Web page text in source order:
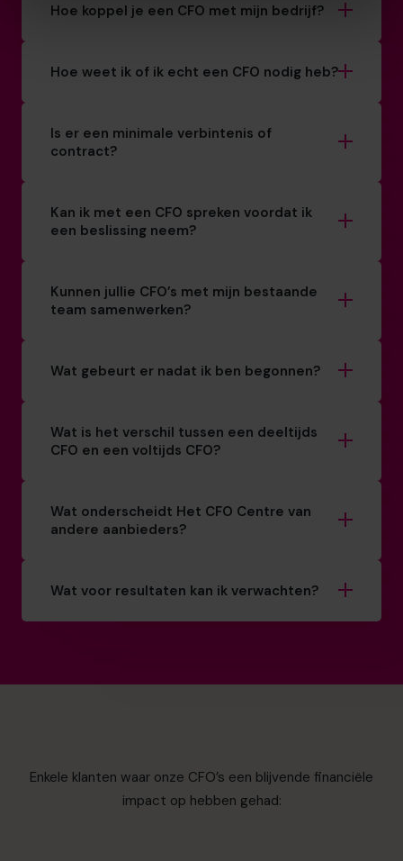
Hoe koppel je een CFO met mijn bedrijf?
Hoe weet ik of ik echt een CFO nodig heb?
Is er een minimale verbintenis of
contract?
Kan ik met een CFO spreken voordat ik
een beslissing neem?
Kunnen jullie CFO’s met mijn bestaande
team samenwerken?
Wat gebeurt er nadat ik ben begonnen?
Wat is het verschil tussen een deeltijds
CFO en een voltijds CFO?
Wat onderscheidt Het CFO Centre van
andere aanbieders?
Wat voor resultaten kan ik verwachten?
Enkele klanten waar onze CFO’s een blijvende financiële
impact op hebben gehad: